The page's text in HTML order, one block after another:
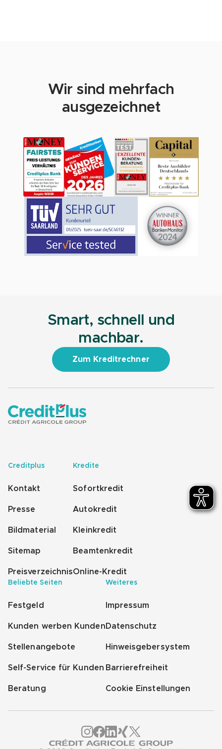
Wir sind mehrfach
ausgezeichnet
Smart, schnell und
machbar.
Zum Kreditrechner
Creditplus
Kontakt
Presse
Bildmaterial
Sitemap
Preisverzeichnis
Kredite
Sofortkredit
Autokredit
Kleinkredit
Beamtenkredit
Online-Kredit
Beliebte Seiten
Festgeld
Kunden werben Kunden
Stellenangebote
Self-Service für Kunden
Beratung
Weiteres
Impressum
Datenschutz
Hinweisgebersystem
Barrierefreiheit
Cookie Einstellungen